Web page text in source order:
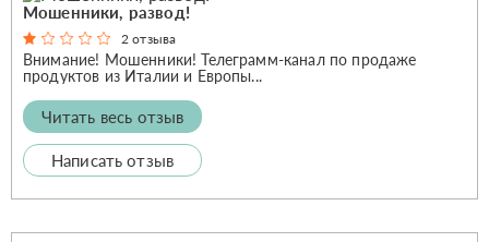
Мошенники, развод!
2 отзыва
Внимание! Мошенники! Телеграмм-канал по продаже
продуктов из Италии и Европы...
Читать весь отзыв
Написать отзыв